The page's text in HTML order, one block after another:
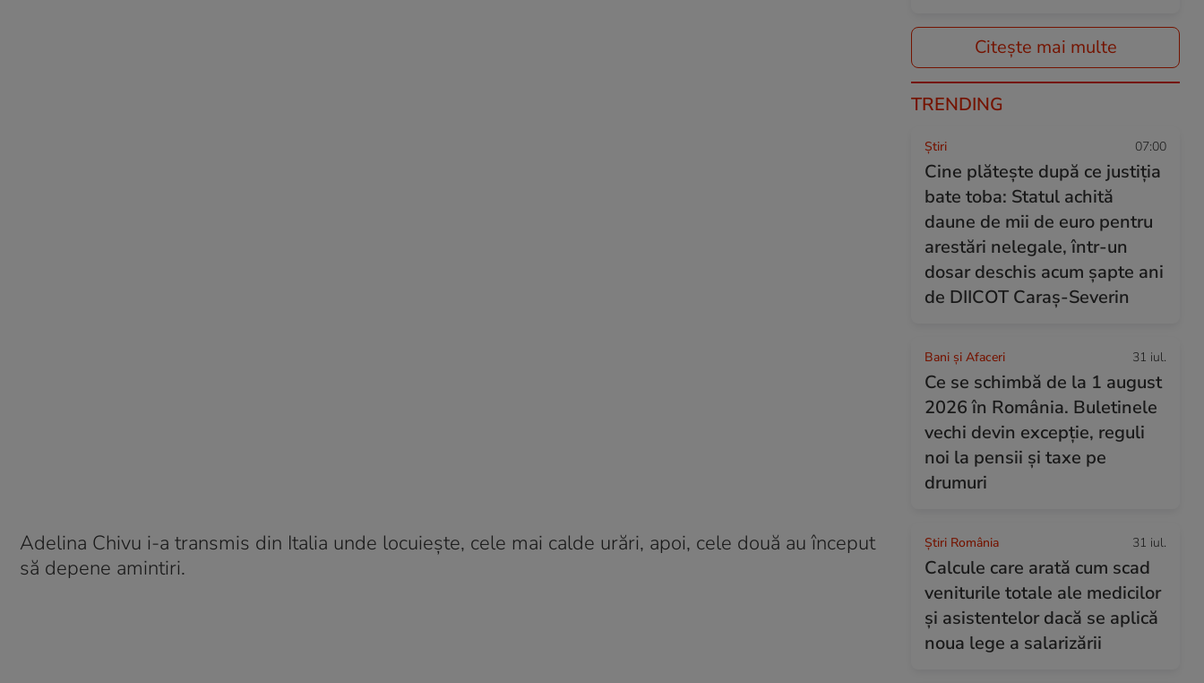
Adelina Chivu i-a transmis din Italia unde locuiește, cele mai calde urări, apoi, cele două au început
să depene amintiri.
Citește mai multe
TRENDING
Ştiri 07:00
Cine plătește după ce justiția
bate toba: Statul achită
daune de mii de euro pentru
arestări nelegale, într-un
dosar deschis acum șapte ani
de DIICOT Caraș-Severin
Bani și Afaceri 31 iul.
Ce se schimbă de la 1 august
2026 în România. Buletinele
vechi devin excepție, reguli
noi la pensii și taxe pe
drumuri
Știri România 31 iul.
Calcule care arată cum scad
veniturile totale ale medicilor
și asistentelor dacă se aplică
noua lege a salarizării